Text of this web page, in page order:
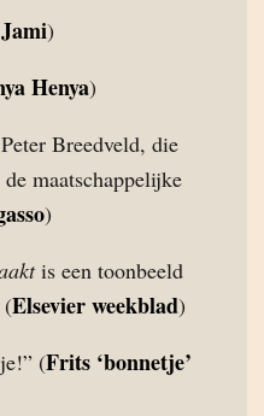
)
Henya)
Breedveld, die
maatschappelijke
)
is een toonbeeld
(Elsevier weekblad)
(Frits ‘bonnetje’